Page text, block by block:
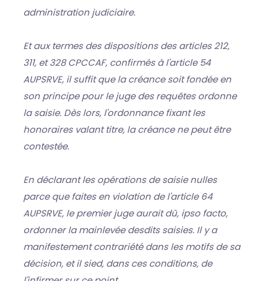
administration judiciaire.
Et aux termes des dispositions des articles 212,
311, et 328 CPCCAF, confirmés à l'article 54
AUPSRVE, il suffit que la créance soit fondée en
son principe pour le juge des requêtes ordonne
la saisie. Dès lors, l'ordonnance fixant les
honoraires valant titre, la créance ne peut être
contestée.
En déclarant les opérations de saisie nulles
parce que faites en violation de l'article 64
AUPSRVE, le premier juge aurait dû, ipso facto,
ordonner la mainlevée desdits saisies. Il y a
manifestement contrariété dans les motifs de sa
décision, et il sied, dans ces conditions, de